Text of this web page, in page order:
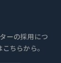
ーの採用につ
ちらから。